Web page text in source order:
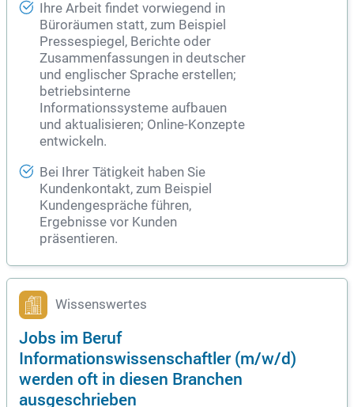
Ihre Arbeit findet vorwiegend in
Büroräumen statt, zum Beispiel
Pressespiegel, Berichte oder
Zusammenfassungen in deutscher
und englischer Sprache erstellen;
betriebsinterne
Informationssysteme aufbauen
und aktualisieren; Online-Konzepte
entwickeln.
Bei Ihrer Tätigkeit haben Sie
Kundenkontakt, zum Beispiel
Kundengespräche führen,
Ergebnisse vor Kunden
präsentieren.
Wissenswertes
Jobs im Beruf
Informationswissenschaftler (m/w/d)
werden oft in diesen Branchen
ausgeschrieben